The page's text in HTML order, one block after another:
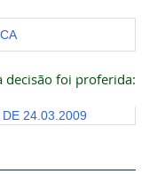
decisão foi proferida:
DE 24.03.2009